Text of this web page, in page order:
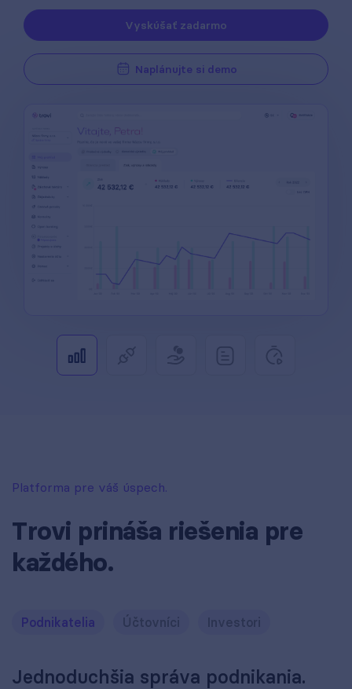
Vyskúšať zadarmo
Naplánujte si demo
Platforma pre váš úspech.
Trovi prináša riešenia pre
každého.
Podnikatelia Účtovníci Investori
Jednoduchšia správa podnikania.